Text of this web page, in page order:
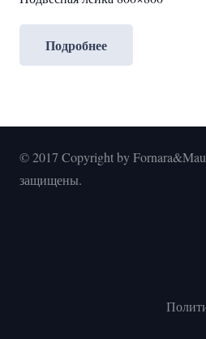
Подробнее
© 2017 Copyright by
защищены.